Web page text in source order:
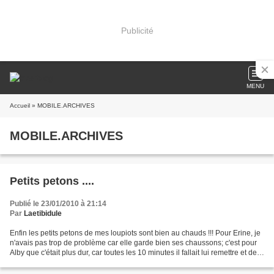
Publicité
MENU
Accueil » MOBILE.ARCHIVES
MOBILE.ARCHIVES
Petits petons ....
Publié le 23/01/2010 à 21:14
Par Laetibidule
Enfin les petits petons de mes loupiots sont bien au chauds !!! Pour Erine, je
n'avais pas trop de problème car elle garde bien ses chaussons; c'est pour
Alby que c'était plus dur, car toutes les 10 minutes il fallait lui remettre et de